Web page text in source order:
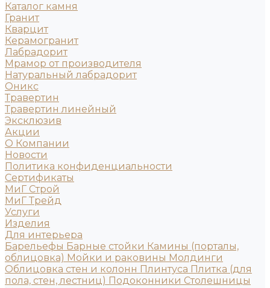
Каталог камня
Гранит
Кварцит
Керамогранит
Лабрадорит
Мрамор от производителя
Натуральный лабрадорит
Оникс
Травертин
Травертин линейный
Эксклюзив
Акции
О Компании
Новости
Политика конфиденциальности
Сертификаты
МиГ Строй
МиГ Трейд
Услуги
Изделия
Для интерьера
Барельефы Барные стойки Камины (порталы,
облицовка) Мойки и раковины Молдинги
Облицовка стен и колонн Плинтуса Плитка (для
пола, стен, лестниц) Подоконники Столешницы